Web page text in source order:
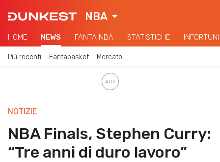
NBA
HOME NEWS FANTA NBA STATISTICHE INFORTUNI
Più recenti Fantabasket Mercato
NOTIZIE
NBA Finals, Stephen Curry:
“Tre anni di duro lavoro”